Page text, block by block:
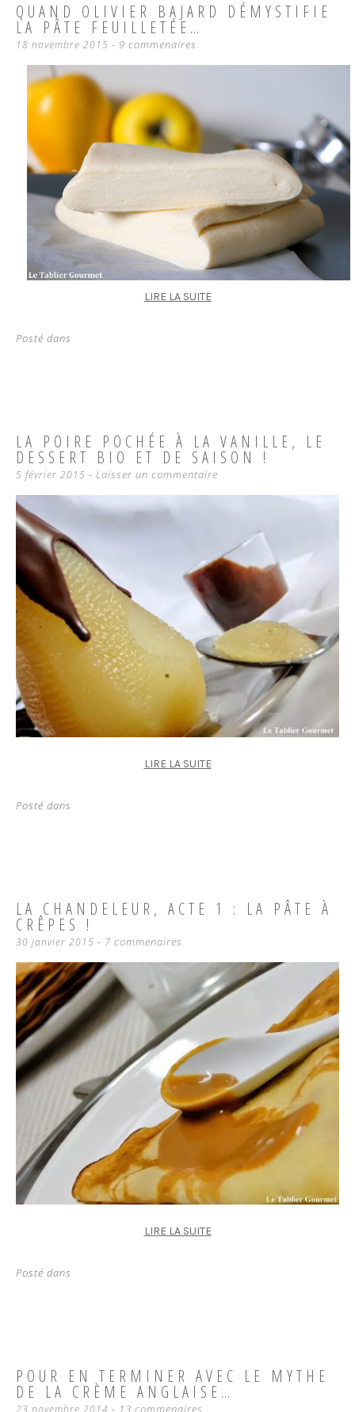
QUAND OLIVIER BAJARD DÉMYSTIFIE
LA PÂTE FEUILLETÉE…
18 novembre 2015 9 commenaires
LIRE LA SUITE
Posté dans
LA POIRE POCHÉE À LA VANILLE, LE
DESSERT BIO ET DE SAISON !
5 février 2015 Laisser un commentaire
LIRE LA SUITE
Posté dans
LA CHANDELEUR, ACTE 1 : LA PÂTE À
CRÊPES !
30 janvier 2015 7 commenaires
LIRE LA SUITE
Posté dans
POUR EN TERMINER AVEC LE MYTHE
DE LA CRÈME ANGLAISE…
23 novembre 2014 13 commenaires